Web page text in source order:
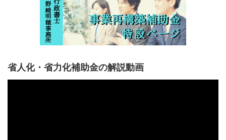
省人化・省力化補助金の解説動画